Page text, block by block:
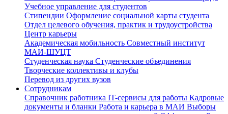
Учебное управление для студентов
Стипендии Оформление социальной карты студента
Отдел целевого обучения, практик и трудоустройства
Центр карьеры
Академическая мобильность Совместный институт
МАИ-ШУЦТ
Студенческая наука Студенческие объединения
Творческие коллективы и клубы
Перевод из других вузов
Сотрудникам
Cправочник работника IT-сервисы для работы Кадровые
документы и бланки Работа и карьера в МАИ Выборы